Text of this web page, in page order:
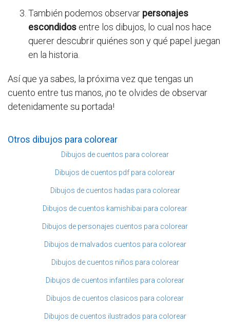
También podemos observar personajes
escondidos entre los dibujos, lo cual nos hace
querer descubrir quiénes son y qué papel juegan
en la historia.
Así que ya sabes, la próxima vez que tengas un
cuento entre tus manos, ¡no te olvides de observar
detenidamente su portada!
Otros dibujos para colorear
Dibujos de cuentos para colorear
Dibujos de cuentos pdf para colorear
Dibujos de cuentos hadas para colorear
Dibujos de cuentos kamishibai para colorear
Dibujos de personajes cuentos para colorear
Dibujos de malvados cuentos para colorear
Dibujos de cuentos niños para colorear
Dibujos de cuentos infantiles para colorear
Dibujos de cuentos clasicos para colorear
Dibujos de cuentos ilustrados para colorear